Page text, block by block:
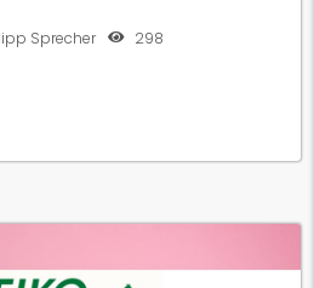
Sprecher 298